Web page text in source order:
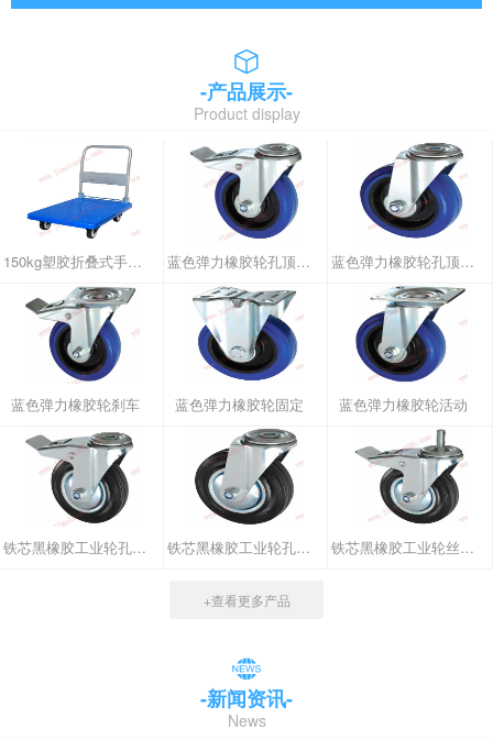
-产品展示-
Product display
150kg塑胶折叠式手推车 蓝色弹力橡胶轮孔顶刹车 蓝色弹力橡胶轮孔顶活动
蓝色弹力橡胶轮刹车 蓝色弹力橡胶轮固定 蓝色弹力橡胶轮活动
铁芯黑橡胶工业轮孔顶刹车 铁芯黑橡胶工业轮孔顶活动 铁芯黑橡胶工业轮丝杆刹车
+查看更多产品
-新闻资讯-
News